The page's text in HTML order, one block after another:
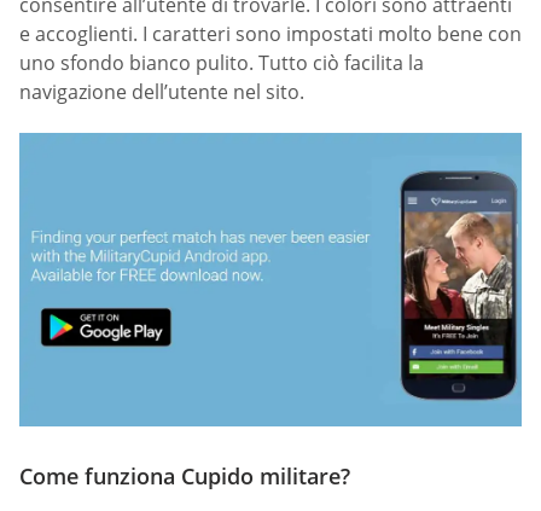
e accoglienti. I caratteri sono impostati molto bene con
uno sfondo bianco pulito. Tutto ciò facilita la
navigazione dell’utente nel sito.
Come funziona Cupido militare?